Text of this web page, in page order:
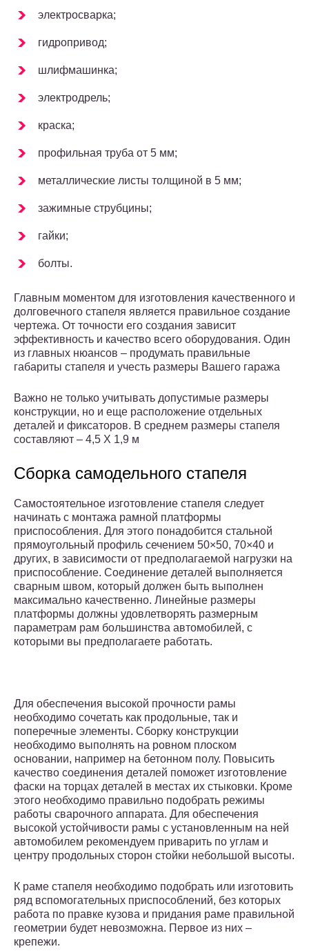
электросварка;
гидропривод;
шлифмашинка;
электродрель;
краска;
профильная труба от 5 мм;
металлические листы толщиной в 5 мм;
зажимные струбцины;
гайки;
болты.
Главным моментом для изготовления качественного и
долговечного стапеля является правильное создание
чертежа. От точности его создания зависит
эффективность и качество всего оборудования. Один
из главных нюансов – продумать правильные
габариты стапеля и учесть размеры Вашего гаража
Важно не только учитывать допустимые размеры
конструкции, но и еще расположение отдельных
деталей и фиксаторов. В среднем размеры стапеля
составляют – 4,5 Х 1,9 м
Сборка самодельного стапеля
Самостоятельное изготовление стапеля следует
начинать с монтажа рамной платформы
приспособления. Для этого понадобится стальной
прямоугольный профиль сечением 50×50, 70×40 и
других, в зависимости от предполагаемой нагрузки на
приспособление. Соединение деталей выполняется
сварным швом, который должен быть выполнен
максимально качественно. Линейные размеры
платформы должны удовлетворять размерным
параметрам рам большинства автомобилей, с
которыми вы предполагаете работать.
Для обеспечения высокой прочности рамы
необходимо сочетать как продольные, так и
поперечные элементы. Сборку конструкции
необходимо выполнять на ровном плоском
основании, например на бетонном полу. Повысить
качество соединения деталей поможет изготовление
фаски на торцах деталей в местах их стыковки. Кроме
этого необходимо правильно подобрать режимы
работы сварочного аппарата. Для обеспечения
высокой устойчивости рамы с установленным на ней
автомобилем рекомендуем приварить по углам и
центру продольных сторон стойки небольшой высоты.
К раме стапеля необходимо подобрать или изготовить
ряд вспомогательных приспособлений, без которых
работа по правке кузова и придания раме правильной
геометрии будет невозможна. Первое из них –
крепежи.